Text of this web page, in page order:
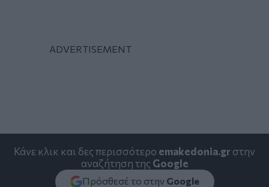
Κάνε κλικ και δες περισσότερο emakedonia.grστην
αναζήτηση της Google
Πρόσθεσέ το στην Google